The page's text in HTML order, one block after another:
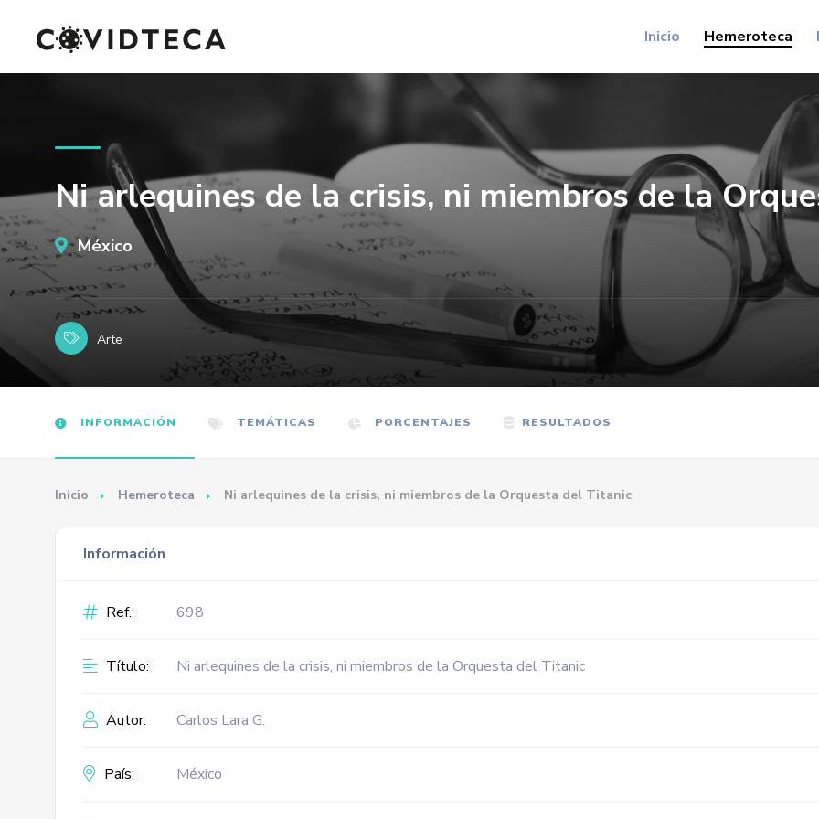
Inicio Hemeroteca
Ni arlequines de la crisis, ni miembros de la
México
Arte
INFORMACIÓN TEMÁTICAS PORCENTAJES RESULTADOS
Inicio Hemeroteca Ni arlequines de la crisis, ni miembros de la Orquesta del Titanic
Información
Ref.: 698
Título: Ni arlequines de la crisis, ni miembros de la Orquesta del Titanic
Autor: Carlos Lara G.
País: México